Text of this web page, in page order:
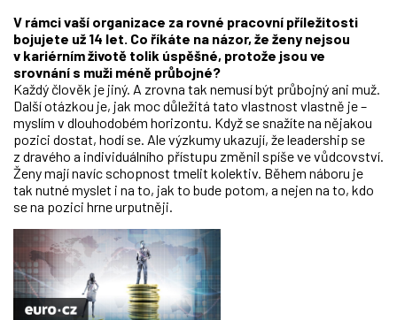
V rámci vaší organizace za rovné pracovní příležitosti
bojujete už 14 let. Co říkáte na názor, že ženy nejsou
v kariérním životě tolik úspěšné, protože jsou ve
srovnání s muži méně průbojné?
Každý člověk je jiný. A zrovna tak nemusí být průbojný ani muž.
Další otázkou je, jak moc důležitá tato vlastnost vlastně je –
myslím v dlouhodobém horizontu. Když se snažíte na nějakou
pozici dostat, hodí se. Ale výzkumy ukazují, že leadership se
z dravého a individuálního přístupu změnil spíše ve vůdcovství.
Ženy mají navíc schopnost tmelit kolektiv. Během náboru je
tak nutné myslet i na to, jak to bude potom, a nejen na to, kdo
se na pozici hrne urputněji.